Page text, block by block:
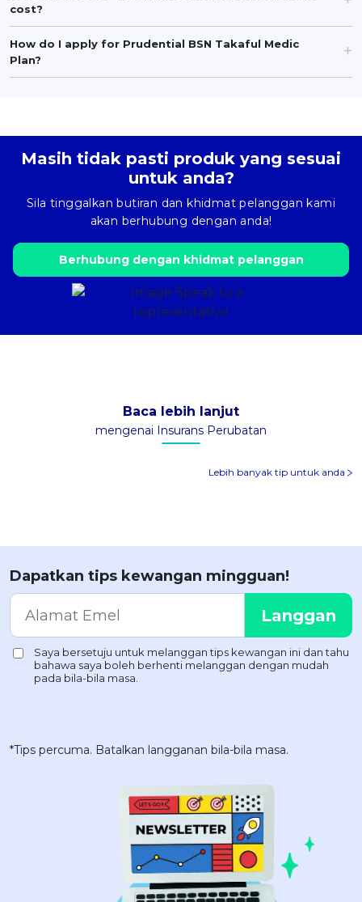
cost?
How do I apply for Prudential BSN Takaful Medic
Plan?
Masih tidak pasti produk yang sesuai
untuk anda?
Sila tinggalkan butiran dan khidmat pelanggan kami
akan berhubung dengan anda!
Berhubung dengan khidmat pelanggan
Baca lebih lanjut
mengenai Insurans Perubatan
Lebih banyak tip untuk anda
Dapatkan tips kewangan mingguan!
*Tips percuma. Batalkan langganan bila-bila masa.